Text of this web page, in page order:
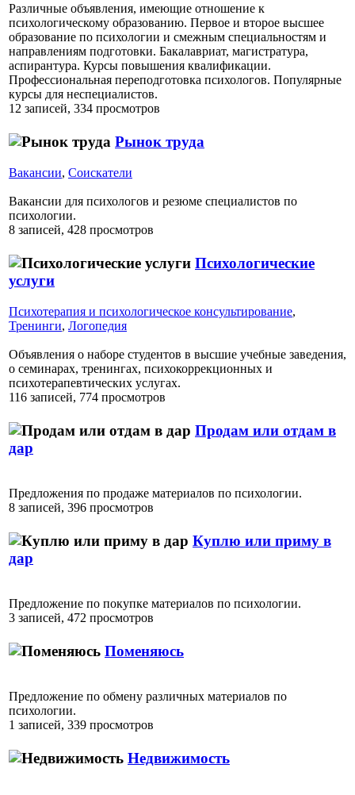
Различные объявления, имеющие отношение к
психологическому образованию. Первое и второе высшее
образование по психологии и смежным специальностям и
направлениям подготовки. Бакалавриат, магистратура,
аспирантура. Курсы повышения квалификации.
Профессиональная переподготовка психологов. Популярные
курсы для неспециалистов.
12 записей, 334 просмотров
Рынок труда
Вакансии, Соискатели
Вакансии для психологов и резюме специалистов по
психологии.
8 записей, 428 просмотров
Психологические
услуги
Психотерапия и психологическое консультирование,
Тренинги, Логопедия
Объявления о наборе студентов в высшие учебные заведения,
о семинарах, тренингах, психокоррекционных и
психотерапевтических услугах.
116 записей, 774 просмотров
Продам или отдам в
дар
Предложения по продаже материалов по психологии.
8 записей, 396 просмотров
Куплю или приму в
дар
Предложение по покупке материалов по психологии.
3 записей, 472 просмотров
Поменяюсь
Предложение по обмену различных материалов по
психологии.
1 записей, 339 просмотров
Недвижимость